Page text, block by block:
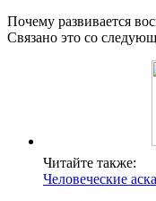
Почему развивается
Связано это со
Читайте также:
Человеческие